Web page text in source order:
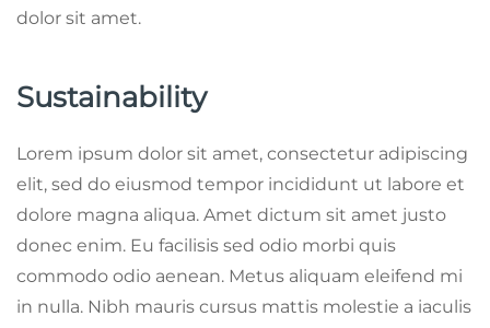
dolor sit amet.
Sustainability
Lorem ipsum dolor sit amet, consectetur adipiscing
elit, sed do eiusmod tempor incididunt ut labore et
dolore magna aliqua. Amet dictum sit amet justo
donec enim. Eu facilisis sed odio morbi quis
commodo odio aenean. Metus aliquam eleifend mi
in nulla. Nibh mauris cursus mattis molestie a iaculis